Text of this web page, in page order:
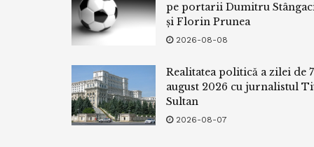
pe portarii Dumitru
și Florin Prunea
2026-08-08
Realitatea politică a zilei de 7
august 2026 cu jurnalistul
Sultan
2026-08-07